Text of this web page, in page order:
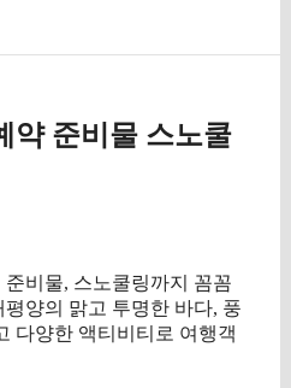
약 준비물 스노쿨
비물, 스노쿨링까지 꼼꼼
양의 맑고 투명한 바다, 풍
다양한 액티비티로 여행객